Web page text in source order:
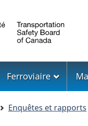
Ferroviaire
Enquêtes et rapports